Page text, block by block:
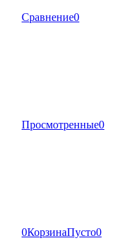
Сравнение0
Просмотренные0
0КорзинаПусто0